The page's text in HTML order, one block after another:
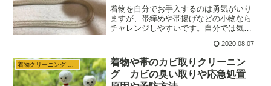
着物を自分でお手入するのは勇気がいり
ますが、帯締めや帯揚げなどの小物なら
チャレンジしやすいです。自分では気が
が汚れている場合があります。興味があ
る場合は、怖がらずに自分でやってみる
ことが大切です。
2020.08.07
着物クリーニング 収納
着物や帯のカビ取りクリーニン
グ カビの臭い取りや応急処置